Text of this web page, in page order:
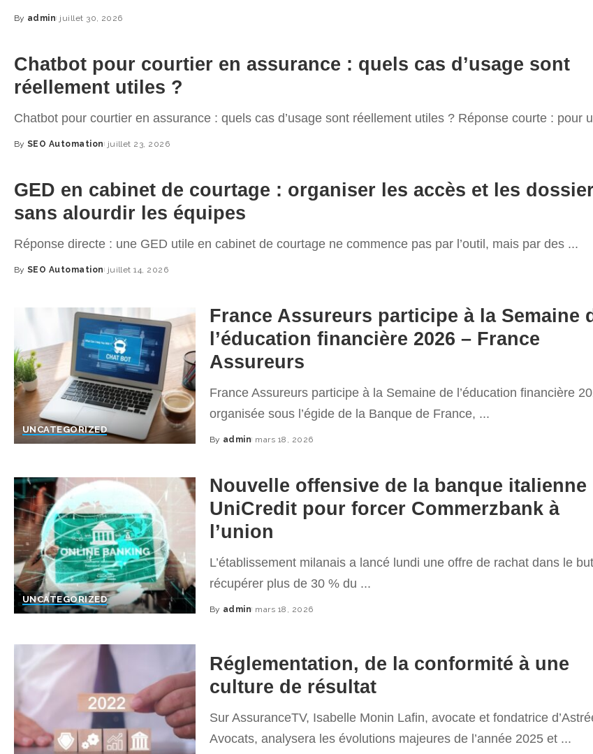
Posted
By admin juillet 30, 2026
Chatbot pour courtier en assurance : quels cas d’usage sont
réellement utiles ?
Chatbot pour courtier en assurance : quels cas d’usage sont réellement utiles ? Réponse courte : pour
Posted
By SEO Automation juillet 23, 2026
GED en cabinet de courtage : organiser les accès et les
sans alourdir les équipes
Réponse directe : une GED utile en cabinet de courtage ne commence pas par l’outil, mais par des ...
Posted
By SEO Automation juillet 14, 2026
UNCATEGORIZED
France Assureurs participe à la Semaine
l’éducation financière 2026 – France
Assureurs
France Assureurs participe à la Semaine de l’éducation financière
organisée sous l’égide de la Banque de France, ...
Posted
By admin mars 18, 2026
UNCATEGORIZED
Nouvelle offensive de la banque italienne
UniCredit pour forcer Commerzbank à
l’union
L’établissement milanais a lancé lundi une offre de rachat dans le
récupérer plus de 30 % du ...
Posted
By admin mars 18, 2026
Réglementation, de la conformité à une
culture de résultat
Sur AssuranceTV, Isabelle Monin Lafin, avocate et fondatrice
Avocats, analysera les évolutions majeures de l’année 2025 et ...